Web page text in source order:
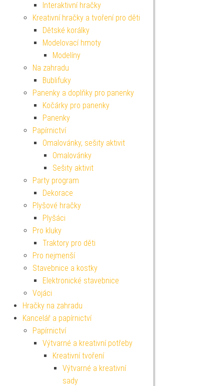
Interaktivní hračky
Kreativní hračky a tvoření pro děti
Dětské korálky
Modelovací hmoty
Modelíny
Na zahradu
Bublifuky
Panenky a doplňky pro panenky
Kočárky pro panenky
Panenky
Papírnictví
Omalovánky, sešity aktivit
Omalovánky
Sešity aktivit
Party program
Dekorace
Plyšové hračky
Plyšáci
Pro kluky
Traktory pro děti
Pro nejmenší
Stavebnice a kostky
Elektronické stavebnice
Vojáci
Hračky na zahradu
Kancelář a papírnictví
Papírnictví
Výtvarné a kreativní potřeby
Kreativní tvoření
Výtvarné a kreativní
sady